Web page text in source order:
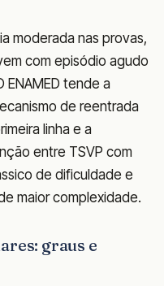
moderada nas provas,
com episódio agudo
tende a
de reentrada
linha e a
entre TSVP com
de dificuldade e
maior complexidade.
graus e